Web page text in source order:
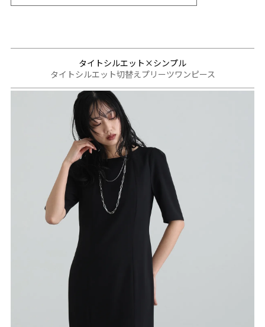
タイトシルエット×シンプル
タイトシルエット切替えプリーツワンピース